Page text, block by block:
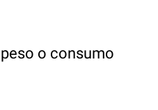
o consumo